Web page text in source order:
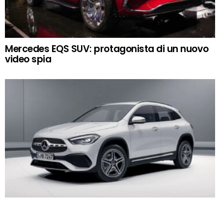
Mercedes EQS SUV: protagonista di un nuovo
video spia